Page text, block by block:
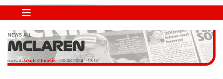
NEWS ALL
MCLAREN
napsal Jakub Chmelík- 20.08.2024 - 13:07